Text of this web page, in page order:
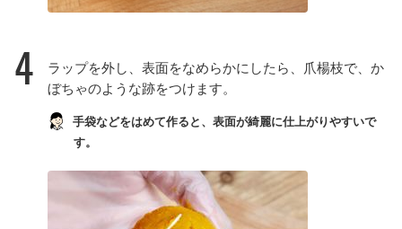
4
ラップを外し、表面をなめらかにしたら、爪楊枝で、か
ぼちゃのような跡をつけます。
手袋などをはめて作ると、表面が綺麗に仕上がりやすいで
す。